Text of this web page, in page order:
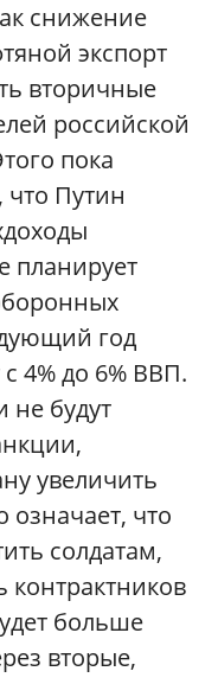
снижение
экспорт
вторичные
российской
пока
Путин
планирует
год
4% до 6% ВВП.
не будут
увеличить
означает, что
солдатам,
контрактников
больше
вторые,